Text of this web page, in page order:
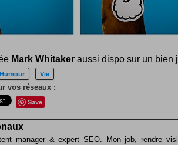
Mark Whitaker aussi dispo sur un bien
Humour Vie
vos réseaux :
Save
manager & expert SEO. Mon job, rendre